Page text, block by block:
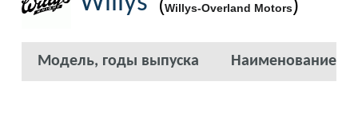
Willys-Overland Motors
Модель, годы выпуска Наименование